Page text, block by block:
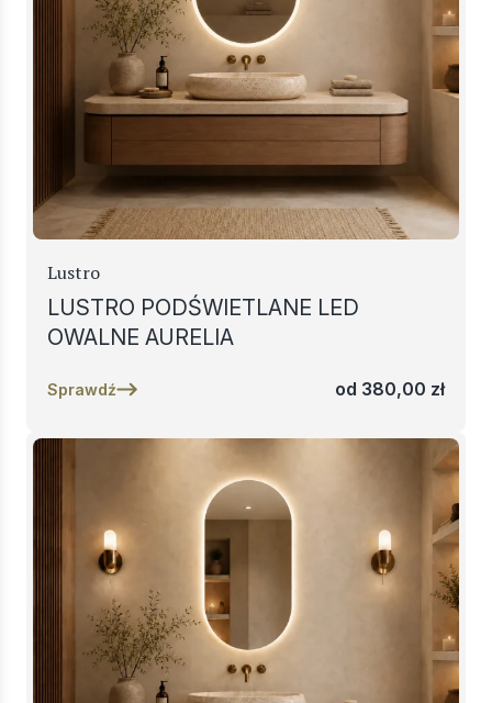
Lustro
LUSTRO PODŚWIETLANE LED
OWALNE AURELIA
Sprawdź od 380,00 zł